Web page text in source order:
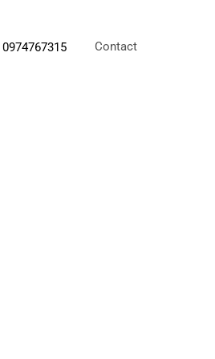
0974767315 Contact